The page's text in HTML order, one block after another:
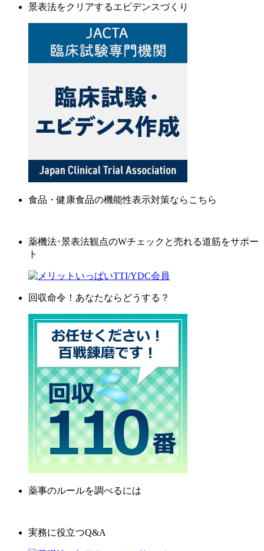
景表法をクリアするエビデンスづくり
食品・健康食品の機能性表示対策ならこちら
薬機法･景表法観点のWチェックと売れる道筋をサポー
ト
回収命令！あなたならどうする？
薬事のルールを調べるには
実務に役立つQ&A